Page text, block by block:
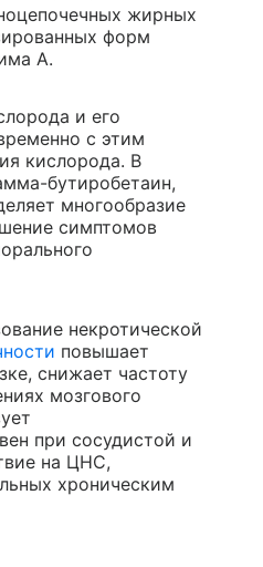
жирных
форм
А.
и его
с этим
кислорода. В
бутиробетаин,
многообразие
симптомов
некротической
повышает
снижает частоту
мозгового
при сосудистой и
на ЦНС,
хроническим